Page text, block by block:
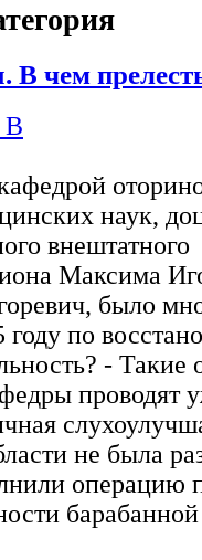
В чем
наук,
внештатного
Максима
было
по
- Такие
проводят
не была
операцию